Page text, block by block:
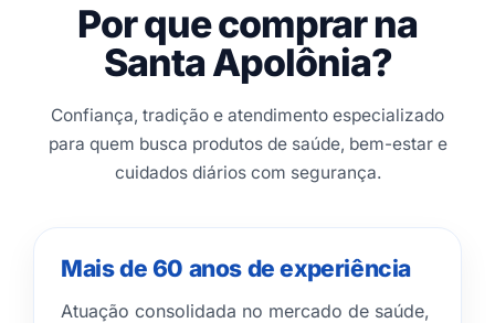
Por que comprar na
Santa Apolônia?
Confiança, tradição e atendimento especializado
para quem busca produtos de saúde, bem-estar e
cuidados diários com segurança.
Mais de 60 anos de experiência
Atuação consolidada no mercado de saúde,